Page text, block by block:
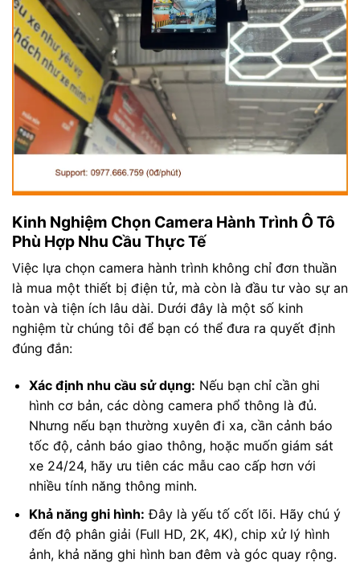
Kinh Nghiệm Chọn Camera Hành Trình Ô Tô
Phù Hợp Nhu Cầu Thực Tế
Việc lựa chọn camera hành trình không chỉ đơn thuần
là mua một thiết bị điện tử, mà còn là đầu tư vào sự an
toàn và tiện ích lâu dài. Dưới đây là một số kinh
nghiệm từ chúng tôi để bạn có thể đưa ra quyết định
đúng đắn:
Xác định nhu cầu sử dụng: Nếu bạn chỉ cần ghi
hình cơ bản, các dòng camera phổ thông là đủ.
Nhưng nếu bạn thường xuyên đi xa, cần cảnh báo
tốc độ, cảnh báo giao thông, hoặc muốn giám sát
xe 24/24, hãy ưu tiên các mẫu cao cấp hơn với
nhiều tính năng thông minh.
Khả năng ghi hình: Đây là yếu tố cốt lõi. Hãy chú ý
đến độ phân giải (Full HD, 2K, 4K), chip xử lý hình
ảnh, khả năng ghi hình ban đêm và góc quay rộng.